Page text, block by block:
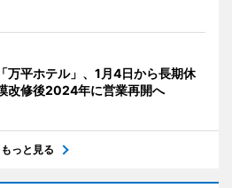
万平ホテル」、1月4日から長期休
修後2024年に営業再開へ
もっと見る